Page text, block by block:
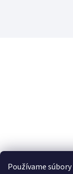
Používame